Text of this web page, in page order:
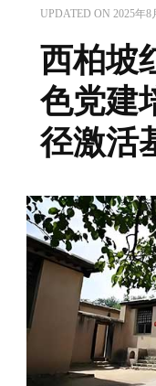
UPDATED ON 2025年8
西柏坡
色党建
径激活